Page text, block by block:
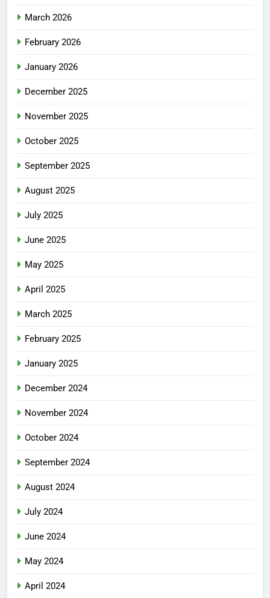
March 2026
February 2026
January 2026
December 2025
November 2025
October 2025
September 2025
August 2025
July 2025
June 2025
May 2025
April 2025
March 2025
February 2025
January 2025
December 2024
November 2024
October 2024
September 2024
August 2024
July 2024
June 2024
May 2024
April 2024